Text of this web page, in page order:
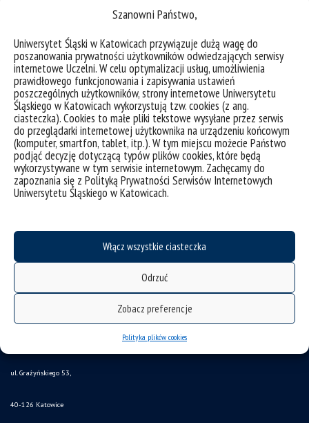
Szanowni Państwo,
Uniwersytet Śląski w Katowicach przywiązuje dużą wagę do
poszanowania prywatności użytkowników odwiedzających serwisy
internetowe Uczelni. W celu optymalizacji usług, umożliwienia
prawidłowego funkcjonowania i zapisywania ustawień
poszczególnych użytkowników, strony internetowe Uniwersytetu
Śląskiego w Katowicach wykorzystują tzw. cookies (z ang.
ciasteczka). Cookies to małe pliki tekstowe wysyłane przez serwis
do przeglądarki internetowej użytkownika na urządzeniu końcowym
(komputer, smartfon, tablet, itp.). W tym miejscu możecie Państwo
podjąć decyzję dotyczącą typów plików cookies, które będą
wykorzystywane w tym serwisie internetowym. Zachęcamy do
zapoznania się z Polityką Prywatności Serwisów Internetowych
Uniwersytetu Śląskiego w Katowicach.
Włącz wszystkie ciasteczka
Odrzuć
Zobacz preferencje
Polityka plików cookies
Niepożądane zjawiska i
zawodowej (stres zawodowy,
mobbing).
mapa strony
USNET
ul. Grażyńskiego 53,
40-126 Katowice